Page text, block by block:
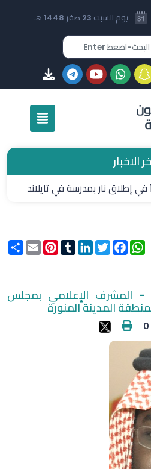
يوم السبت 23 صفر 1448 هـ
الاخبار
انشرEmail
PinterestTumblrLinkedInTwitter
Facebook
WhatsApp
- المشرف الإعلامي بمجلس
المدينة المنورة
0